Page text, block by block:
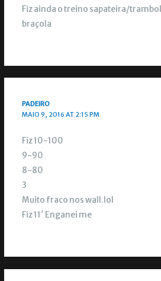
Fiz ainda o treino sapateira/
braçola
PADEIRO
MAIO 9, 2016 AT 2:15 PM
Fiz 10-100
9-90
8-80
3
Muito fraco nos wall.lol
Fiz 11′ Enganei me